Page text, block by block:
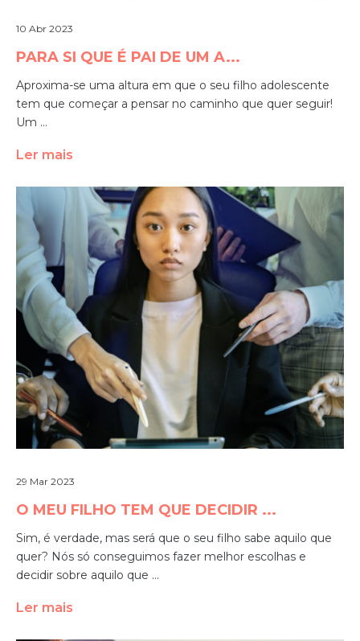
10 Abr 2023
PARA SI QUE É PAI DE UM A...
Aproxima-se uma altura em que o seu filho adolescente
tem que começar a pensar no caminho que quer seguir!
Um ...
Ler mais
29 Mar 2023
O MEU FILHO TEM QUE DECIDIR ...
Sim, é verdade, mas será que o seu filho sabe aquilo que
quer? Nós só conseguimos fazer melhor escolhas e
decidir sobre aquilo que ...
Ler mais